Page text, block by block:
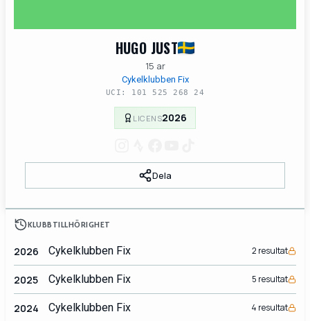
HUGO JUST
15 ar
Cykelklubben Fix
UCI: 101 525 268 24
LICENS2026
Dela
KLUBBTILLHÖRIGHET
2026 Cykelklubben Fix 2 resultat
2025 Cykelklubben Fix 5 resultat
2024 Cykelklubben Fix 4 resultat